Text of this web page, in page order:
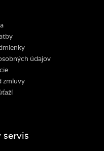
údajov
zmluvy
servis